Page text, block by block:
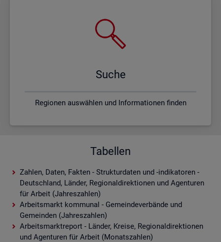
Suche
Regionen auswählen und Informationen finden
Tabellen
Zahlen, Daten, Fakten - Strukturdaten und -indikatoren -
Deutschland, Länder, Regionaldirektionen und Agenturen
für Arbeit (Jahreszahlen)
Arbeitsmarkt kommunal - Gemeindeverbände und
Gemeinden (Jahreszahlen)
Arbeitsmarktreport - Länder, Kreise, Regionaldirektionen
und Agenturen für Arbeit (Monatszahlen)